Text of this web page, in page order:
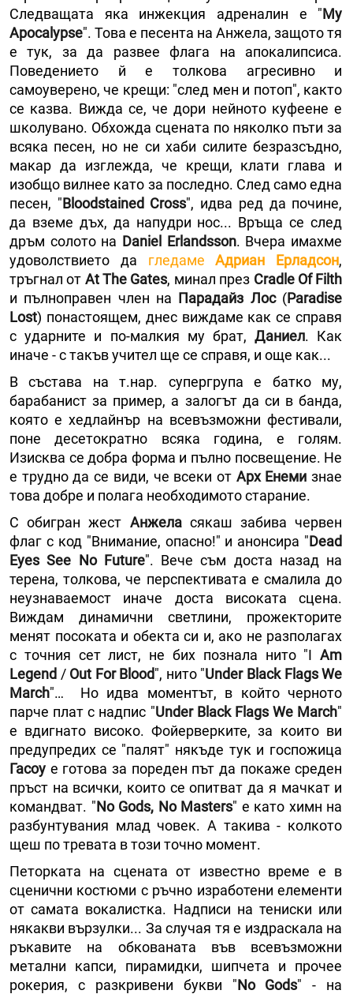
Следващата яка инжекция адреналин е "My
Apocalypse". Това е песента на Анжела, защото тя
е тук, за да развее флага на апокалипсиса.
Поведението й е толкова агресивно и
самоуверено, че крещи: "след мен и потоп", както
се казва. Вижда се, че дори нейното куфеене е
школувано. Обхожда сцената по няколко пъти за
всяка песен, но не си хаби силите безразсъдно,
макар да изглежда, че крещи, клати глава и
изобщо вилнее като за последно. След само една
песен, "Bloodstained Cross", идва ред да почине,
да вземе дъх, да напудри нос... Връща се след
дръм солото на Daniel Erlandsson. Вчера имахме
удоволствието да гледамеАдриан Ерладсон,
тръгнал от At The Gates, минал през Cradle Of Filth
и пълноправен член на Парадайз Лос(Paradise
Lost) понастоящем, днес виждаме как се справя
с ударните и по-малкия му брат,Даниел. Как
иначе - с такъв учител ще се справя, и още как...
В състава на т.нар. супергрупа е батко му,
барабанист за пример, а залогът да си в банда,
която е хедлайнър на всевъзможни фестивали,
поне десетократно всяка година, е голям.
Изисква се добра форма и пълно посвещение. Не
е трудно да се види, че всеки от Арх Енеми знае
това добре и полага необходимото старание.
С обигран жест Анжеласякаш забива червен
флаг с код "Внимание, опасно!" и анонсира "Dead
Eyes See No Future". Вече съм доста назад на
терена, толкова, че перспективата е смалила до
неузнаваемост иначе доста високата сцена.
Виждам динамични светлини, прожекторите
менят посоката и обекта си и, ако не разполагах
с точния сет лист, не бих познала нито "I Am
Legend / Out For Blood", нито "Under Black Flags We
March"… Но идва моментът, в който черното
парче плат с надпис "Under Black Flags We March"
е вдигнато високо. Фойерверките, за които ви
предупредих се "палят" някъде тук и госпожица
Гасоу е готова за пореден път да покаже среден
пръст на всички, които се опитват да я мачкат и
командват. "No Gods, No Masters" е като химн на
разбунтувания млад човек. А такива - колкото
щеш по тревата в този точно момент.
Петорката на сцената от известно време е в
сценични костюми с ръчно изработени елементи
от самата вокалистка. Надписи на тениски или
някакви вързулки... За случая тя е издраскала на
ръкавите на обкованата във всевъзможни
метални капси, пирамидки, шипчета и прочее
рокерия, с разкривени букви "No Gods" - на